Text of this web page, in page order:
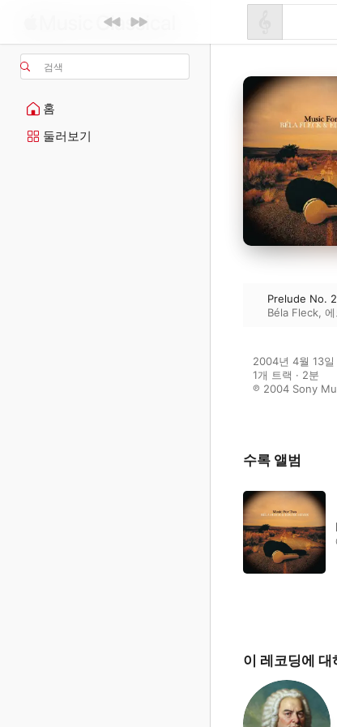
검색
홈
둘러보기
Prelude No.
Béla Fleck,
2004년 4월 13일
1개 트랙 · 2분
℗ 2004 Sony
수록 앨범
이 레코딩에 대